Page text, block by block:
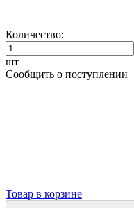
Количество:
шт
Сообщить о поступлении
Товар в корзине